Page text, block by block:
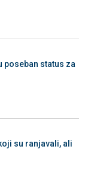
poseban status za
su ranjavali, ali